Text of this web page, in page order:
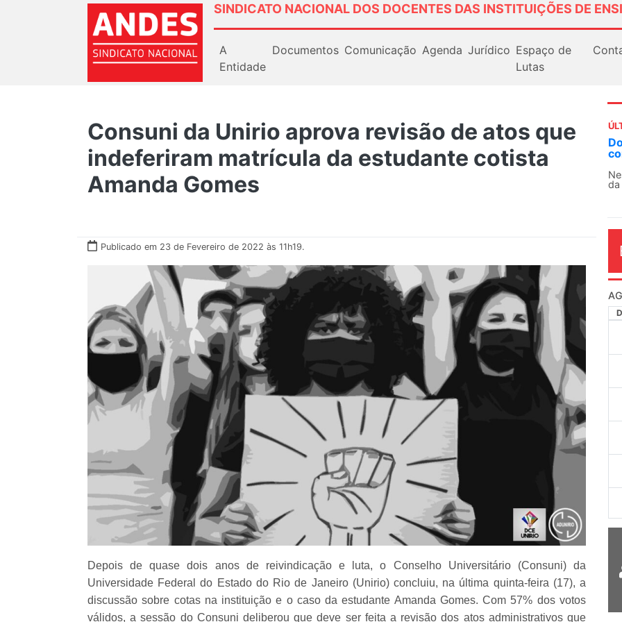
SINDICATO NACIONAL DOS DOCENTES DAS INSTITUIÇÕES DE
A
Entidade
Documentos Comunicação Agenda Jurídico Espaço de
Lutas
Consuni da Unirio aprova revisão de atos que
indeferiram matrícula da estudante cotista
Amanda Gomes
Publicado em 23 de Fevereiro de 2022 às 11h19.
Depois de quase dois anos de reivindicação e luta, o Conselho Universitário (Consuni) da
Universidade Federal do Estado do Rio de Janeiro (Unirio) concluiu, na última quinta-feira (17), a
discussão sobre cotas na instituição e o caso da estudante Amanda Gomes. Com 57% dos votos
válidos, a sessão do Consuni deliberou que deve ser feita a revisão dos atos administrativos que
Docentes paralisam novamente as atividades
contra as políticas de Milei na Argentina
O